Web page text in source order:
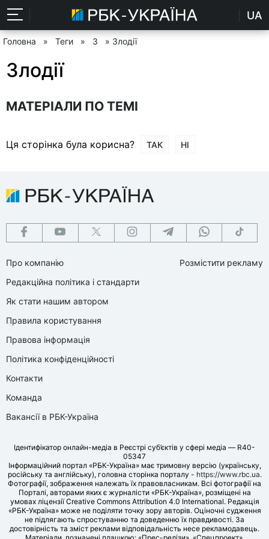
UA
Головна » Теги » З » Злодії
Злодії
МАТЕРІАЛИ ПО ТЕМІ
Ця сторінка була корисна? ТАК НІ
Про компанію
Редакційна політика і стандарти
Як стати нашим автором
Правила користування
Правова інформація
Політика конфіденційності
Контакти
Команда
Вакансії в РБК-Україна
Розмістити рекламу
Ідентифікатор онлайн-медіа в Реєстрі суб’єктів у сфері медіа — R40-
05347
Інформаційний портал «РБК-Україна» має тримовну версію (українську,
російську та англійську), головна сторінка порталу - https://www.rbc.ua.
Фотографії, зображення належать їх правовласникам. Всі фотографії на
Порталі, авторами яких є журналісти «РБК-Україна», розміщені на
умовах ліцензії Creative Commons Attribution 4.0 International. Редакція
«РБК-Україна» може не поділяти точку зору авторів. Оціночні судження
не підлягають спростуванню та доведенню їх правдивості. За
достовірність та зміст реклами відповідальність несе рекламодавець.